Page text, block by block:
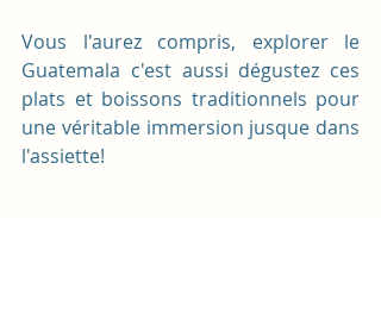
Vous l'aurez compris, explorer le
Guatemala c'est aussi dégustez ces
plats et boissons traditionnels pour
une véritable immersion jusque dans
l'assiette!